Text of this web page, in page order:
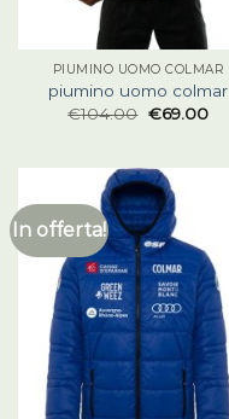
PIUMINO UOMO COLMAR
piumino uomo colmar
€104.00 €69.00
In offerta!